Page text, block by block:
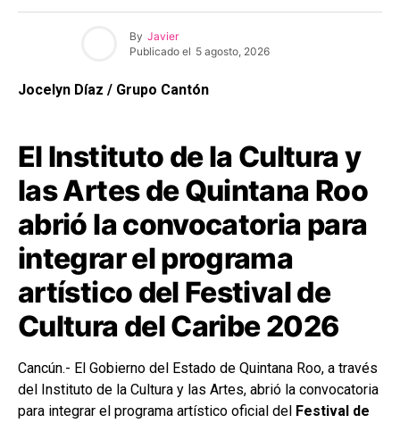
By Javier
Publicado el 5 agosto, 2026
Jocelyn Díaz / Grupo Cantón
El Instituto de la Cultura y
las Artes de Quintana Roo
abrió la convocatoria para
integrar el programa
artístico del Festival de
Cultura del Caribe 2026
Cancún.- El Gobierno del Estado de Quintana Roo, a través
del Instituto de la Cultura y las Artes, abrió la convocatoria
para integrar el programa artístico oficial del Festival de